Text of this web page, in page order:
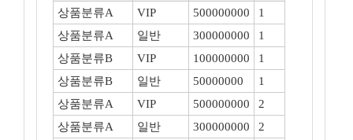
상품분류A
VIP 500000000
1
상품분류A
일반 300000000
1
상품분류B
VIP 100000000
1
상품분류B
일반 50000000
1
상품분류A
VIP 500000000
2
상품분류A
일반 300000000
2